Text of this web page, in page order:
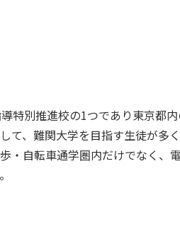
特別推進校の1つであり東京都
て、難関大学を目指す生徒が多
・自転車通学圏内だけでなく、